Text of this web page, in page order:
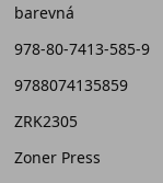
barevná
978-80-7413-585-9
9788074135859
ZRK2305
Zoner Press